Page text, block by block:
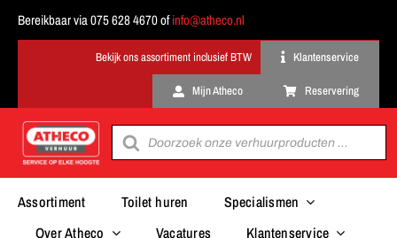
Bereikbaar via 075 628 4670 ofinfo@atheco.nl
Klantenservice
Mijn Atheco Reservering
Producten
zoeken
Assortiment Toilet huren
Specialismen
Over Atheco
Vacatures Klantenservice